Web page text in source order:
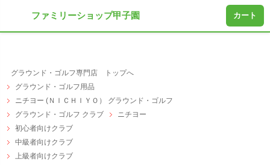
グラウンド・ゴルフ専門店 トップへ
グラウンド・ゴルフ用品
ニチヨー (ＮＩＣＨＩＹＯ） グラウンド・ゴルフ
グラウンド・ゴルフ クラブ
ニチヨー
初心者向けクラブ
中級者向けクラブ
上級者向けクラブ
ファミリーショップ甲子園 カート